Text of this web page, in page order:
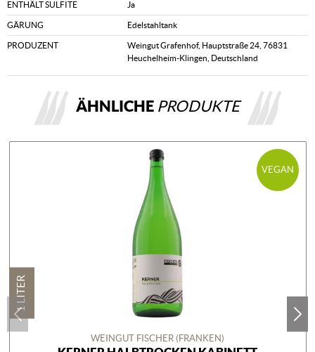
ENTHÄLT SULFITE Ja
GÄRUNG Edelstahltank
PRODUZENT
Weingut Grafenhof, Hauptstraße 24, 76831
Heuchelheim-Klingen, Deutschland
ÄHNLICHE PRODUKTE
VEGAN
1 LITER
WEINGUT FISCHER (FRANKEN)